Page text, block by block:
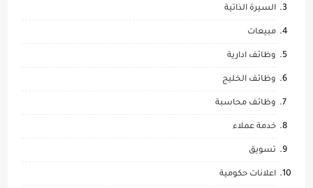
السيرة الذاتية
مبيعات
وظائف ادارية
وظائف الخليج
وظائف محاسبة
خدمة عملاء
تسويق
اعلانات حكومية